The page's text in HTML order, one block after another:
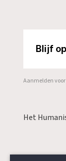
Blijf
Aanmelden
Het